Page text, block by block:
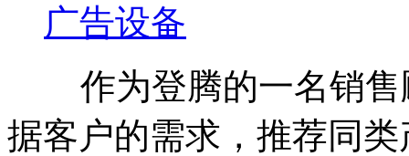
广告设备
作为登腾的一名销售
据客户的需求，推荐同